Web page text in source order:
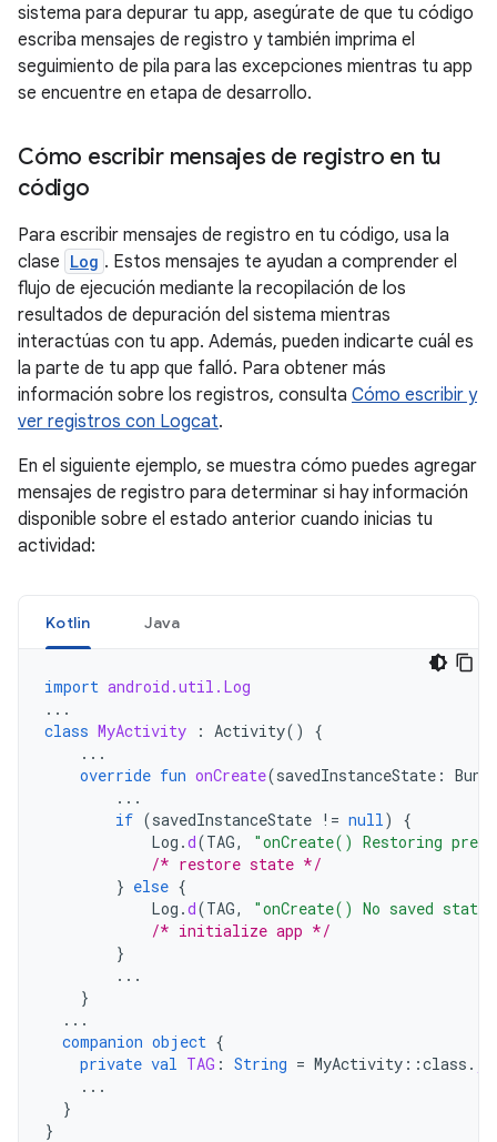
sistema para depurar tu app, asegúrate de que tu código
escriba mensajes de registro y también imprima el
seguimiento de pila para las excepciones mientras tu app
se encuentre en etapa de desarrollo.
Cómo escribir mensajes de registro en tu
código
Para escribir mensajes de registro en tu código, usa la
clase Log . Estos mensajes te ayudan a comprender el
flujo de ejecución mediante la recopilación de los
resultados de depuración del sistema mientras
interactúas con tu app. Además, pueden indicarte cuál es
la parte de tu app que falló. Para obtener más
información sobre los registros, consulta Cómo escribir y
ver registros con Logcat.
En el siguiente ejemplo, se muestra cómo puedes agregar
mensajes de registro para determinar si hay información
disponible sobre el estado anterior cuando inicias tu
actividad:
Kotlin Java
import android.util.Log
...
class MyActivity : Activity()
{
...
override fun onCreate(savedInstanceState :
...
if (savedInstanceState != null )
{
Log .d(TAG,
"onCreate() Restoring
/* restore state */
} else {
Log .d(TAG,
"onCreate() No saved
/* initialize app */
}
...
}
...
companion object {
private val TAG : String = MyActivity ::class .
...
}
}